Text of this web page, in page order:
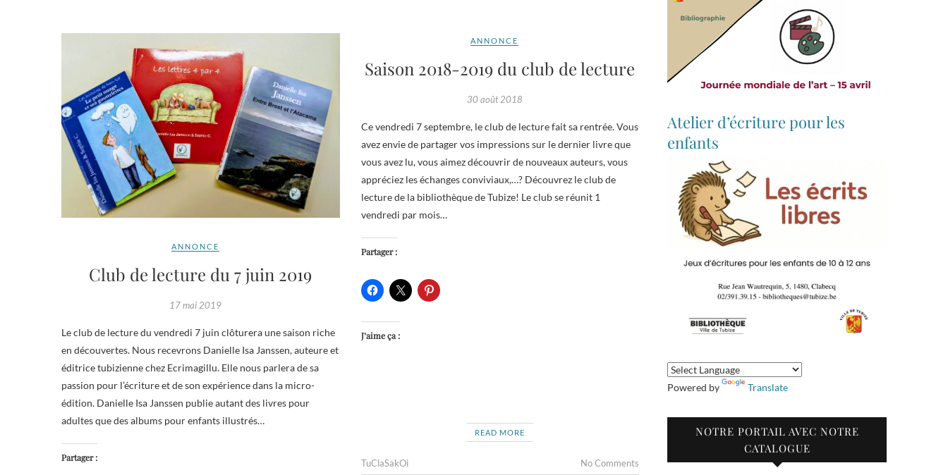
ANNONCE
Club de lecture du 7 juin 2019
17 mai 2019
Le club de lecture du vendredi 7 juin clôturera une saison riche
en découvertes. Nous recevrons Danielle Isa Janssen, auteure et
éditrice tubizienne chez Ecrimagillu. Elle nous parlera de sa
passion pour l’écriture et de son expérience dans la micro-
édition. Danielle Isa Janssen publie autant des livres pour
adultes que des albums pour enfants illustrés…
Partager :
ANNONCE
Saison 2018-2019 du club de lecture
30 août 2018
Ce vendredi 7 septembre, le club de lecture fait sa rentrée. Vous
avez envie de partager vos impressions sur le dernier livre que
vous avez lu, vous aimez découvrir de nouveaux auteurs, vous
appréciez les échanges conviviaux,…? Découvrez le club de
lecture de la bibliothèque de Tubize! Le club se réunit 1
vendredi par mois…
Partager :
J’aime ça :
READ MORE
TuClaSakOi No Comments
Atelier d’écriture pour les
enfants
Powered by Translate
NOTRE PORTAIL AVEC NOTRE
CATALOGUE